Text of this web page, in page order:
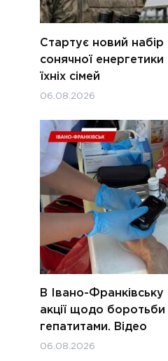
Стартує новий набір
сонячної енергетики
їхніх сімей
06.08.2026
В Івано-Франківську
акції щодо боротьби
гепатитами. Відео
06.08.2026